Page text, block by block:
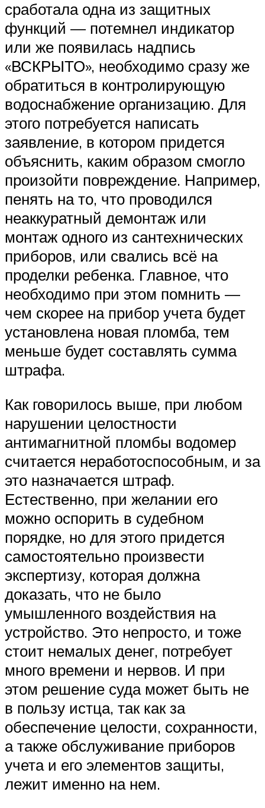
сработала одна из защитных
функций — потемнел индикатор
или же появилась надпись
«ВСКРЫТО», необходимо сразу же
обратиться в контролирующую
водоснабжение организацию. Для
этого потребуется написать
заявление, в котором придется
объяснить, каким образом смогло
произойти повреждение. Например,
пенять на то, что проводился
неаккуратный демонтаж или
монтаж одного из сантехнических
приборов, или свались всё на
проделки ребенка. Главное, что
необходимо при этом помнить —
чем скорее на прибор учета будет
установлена новая пломба, тем
меньше будет составлять сумма
штрафа.
Как говорилось выше, при любом
нарушении целостности
антимагнитной пломбы водомер
считается неработоспособным, и за
это назначается штраф.
Естественно, при желании его
можно оспорить в судебном
порядке, но для этого придется
самостоятельно произвести
экспертизу, которая должна
доказать, что не было
умышленного воздействия на
устройство. Это непросто, и тоже
стоит немалых денег, потребует
много времени и нервов. И при
этом решение суда может быть не
в пользу истца, так как за
обеспечение целости, сохранности,
а также обслуживание приборов
учета и его элементов защиты,
лежит именно на нем.